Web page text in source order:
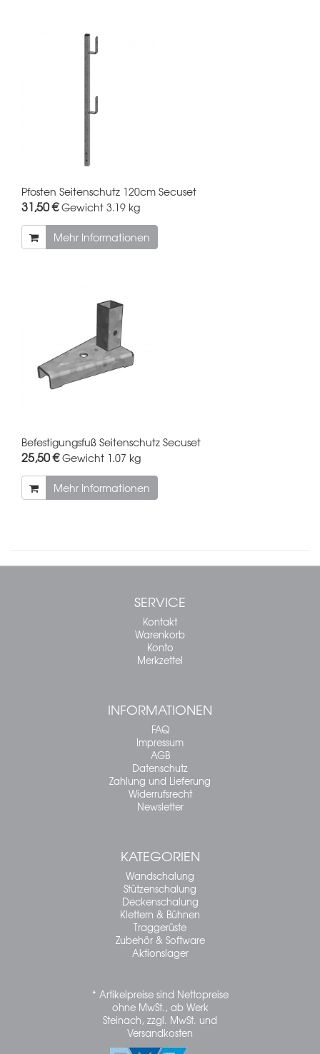
Pfosten Seitenschutz 120cm Secuset
31,50 €Gewicht 3.19 kg
Mehr Informationen
Befestigungsfuß Seitenschutz Secuset
25,50 €Gewicht 1.07 kg
Mehr Informationen
SERVICE
Kontakt
Warenkorb
Konto
Merkzettel
INFORMATIONEN
FAQ
Impressum
AGB
Datenschutz
Zahlung und Lieferung
Widerrufsrecht
Newsletter
KATEGORIEN
Wandschalung
Stützenschalung
Deckenschalung
Klettern & Bühnen
Traggerüste
Zubehör & Software
Aktionslager
* Artikelpreise sind Nettopreise
ohne MwSt., ab Werk
Steinach, zzgl. MwSt. und
Versandkosten